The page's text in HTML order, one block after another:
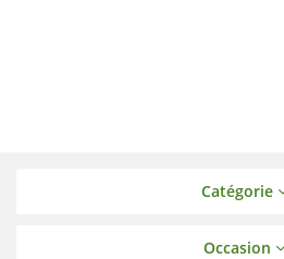
Catégorie
Occasion